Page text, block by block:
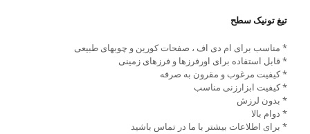
تیغ تونیک سطح
* مناسب برای ام دی اف ، صفحات کورین و چوبهای طبیعی
* قابل استفاده برای اورفرزها و فرزهای زمینی
* کیفیت مرغوب و مقرون به صرفه
* کیفیت ابزارزنی مناسب
* بدون لرزش
* دوام بالا
* برای اطلاعات بیشتر با ما در تماس باشید